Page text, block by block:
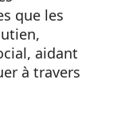
que les
aidant
à travers